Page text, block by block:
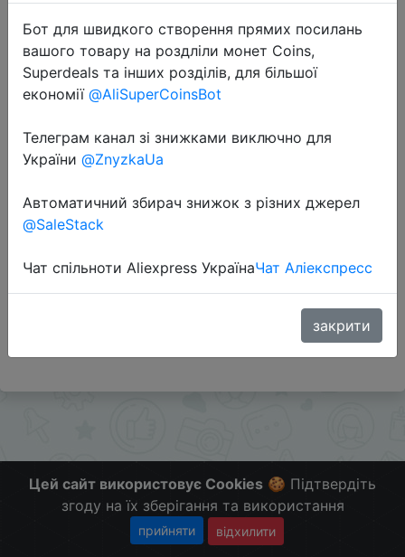
199 руб.
Sale
t.me/ChinaGoodBuy
Цей сайт використовує Cookies 🍪 Підтвердіть
згоду на їх зберігання та використання
прийняти відхилити
Бот для швидкого створення прямих посилань
вашого товару на роздліли монет Coins,
Superdeals та інших розділів, для більшої
економії @AliSuperCoinsBot
Телеграм канал зі знижками виключно для
України @ZnyzkaUa
Автоматичний збирач знижок з різних джерел
@SaleStack
Чат спільноти Aliexpress УкраїнаЧат Аліекспресс
закрити